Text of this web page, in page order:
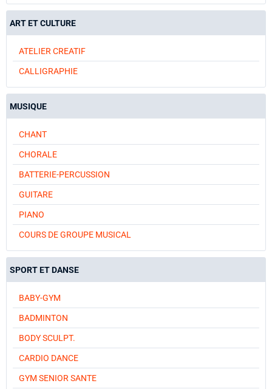
ART ET CULTURE
ATELIER CREATIF
CALLIGRAPHIE
MUSIQUE
CHANT
CHORALE
BATTERIE-PERCUSSION
GUITARE
PIANO
COURS DE GROUPE MUSICAL
SPORT ET DANSE
BABY-GYM
BADMINTON
BODY SCULPT.
CARDIO DANCE
GYM SENIOR SANTE